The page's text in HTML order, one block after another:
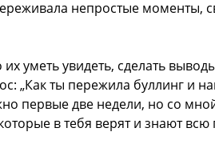
непростые моменты,
уметь увидеть, сделать
„Как ты пережила буллинг и
первые две недели, но со
в тебя верят и знают